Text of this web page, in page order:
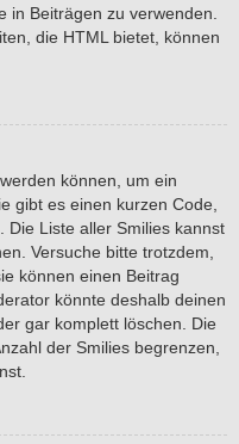
in Beiträgen zu verwenden.
die HTML bietet, können
können, um ein
gibt es einen kurzen Code,
Liste aller Smilies kannst
Versuche bitte trotzdem,
können einen Beitrag
könnte deshalb deinen
gar komplett löschen. Die
der Smilies begrenzen,